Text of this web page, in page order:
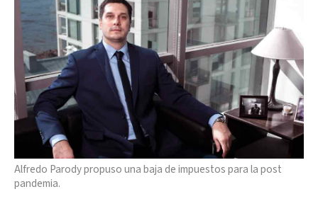
Alfredo Parody propuso una baja de impuestos para la post
pandemia.